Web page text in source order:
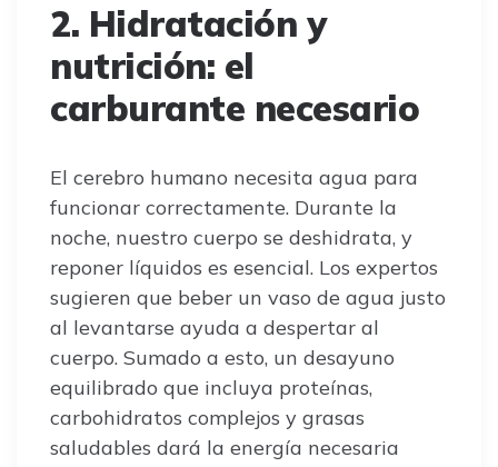
2. Hidratación y
nutrición: el
carburante necesario
El cerebro humano necesita agua para
funcionar correctamente. Durante la
noche, nuestro cuerpo se deshidrata, y
reponer líquidos es esencial. Los expertos
sugieren que beber un vaso de agua justo
al levantarse ayuda a despertar al
cuerpo. Sumado a esto, un desayuno
equilibrado que incluya proteínas,
carbohidratos complejos y grasas
saludables dará la energía necesaria